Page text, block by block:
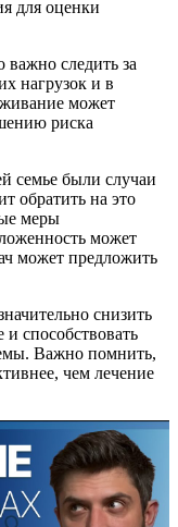
для оценки
важно следить за
нагрузок и в
может
риска
семье были случаи
обратить на это
меры
может
может предложить
снизить
способствовать
Важно помнить,
чем лечение